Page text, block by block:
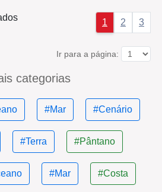
1 2 3
Ir para a página:
categorias
#Mar #Cenário
#Terra #Pântano
#Mar #Costa